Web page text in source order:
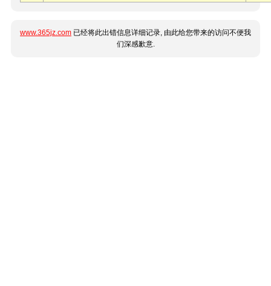
www.365jz.com 已经将此出错信息详细记录, 由此给您带来的访问不便我
们深感歉意.